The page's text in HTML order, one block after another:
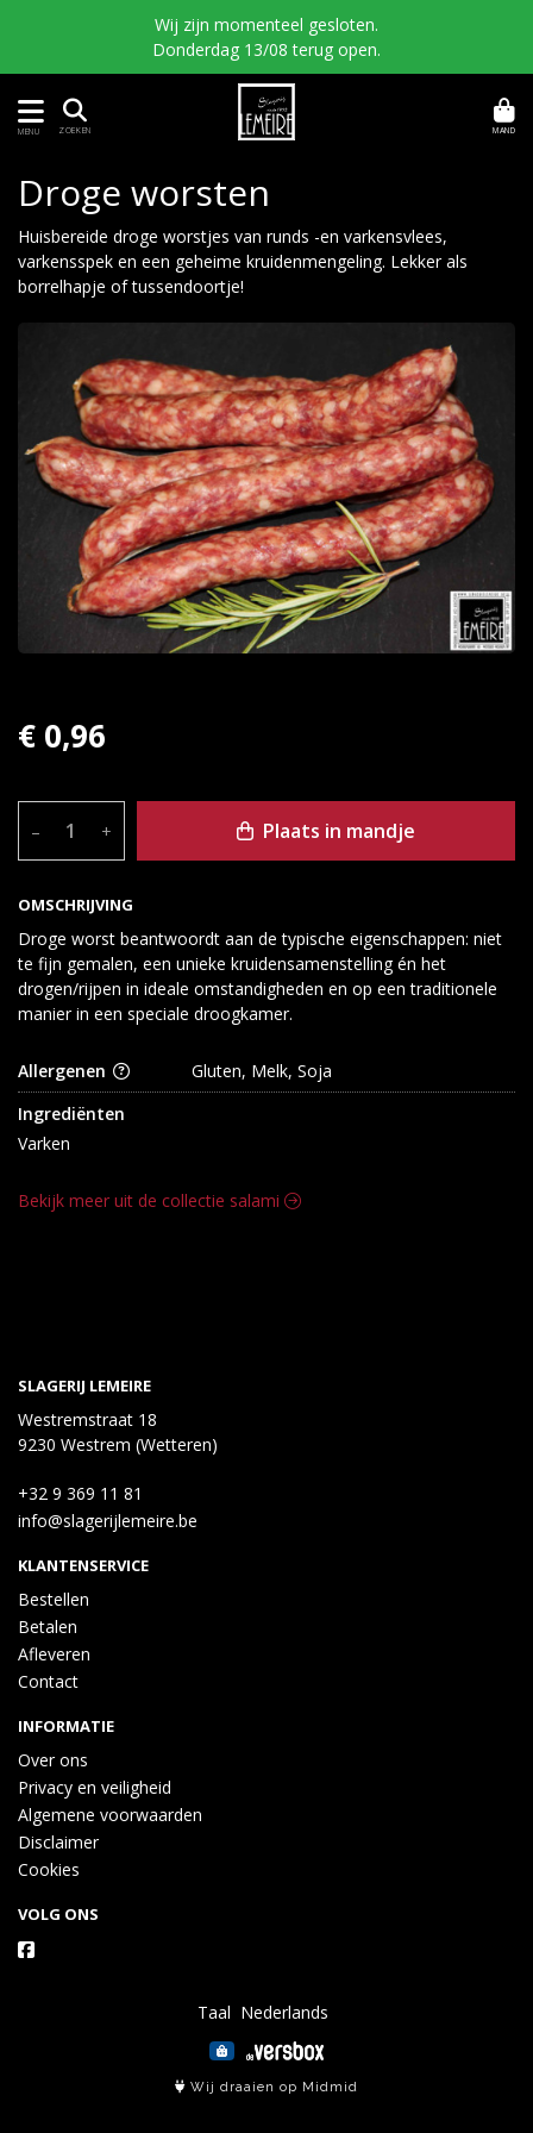
Wij zijn momenteel gesloten.
Donderdag 13/08 terug open.
MENU ZOEKEN MAND
OMSCHRIJVING
Droge worst beantwoordt aan de typische eigenschappen: niet
te fijn gemalen, een unieke kruidensamenstelling én het
drogen/rijpen in ideale omstandigheden en op een traditionele
manier in een speciale droogkamer.
Droge worsten
Huisbereide droge worstjes van runds -en varkensvlees,
varkensspek en een geheime kruidenmengeling. Lekker als
borrelhapje of tussendoortje!
€ 0,96
– + Plaats in mandje
Allergenen
Gluten, Melk, Soja
Ingrediënten
Varken
Bekijk meer uit de collectie salami
SLAGERIJ LEMEIRE
Westremstraat 18
9230 Westrem (Wetteren)
+32 9 369 11 81
info@slagerijlemeire.be
KLANTENSERVICE
Bestellen
Betalen
Afleveren
Contact
INFORMATIE
Over ons
Privacy en veiligheid
Algemene voorwaarden
Disclaimer
Cookies
VOLG ONS
Taal
Wij draaien op Midmid